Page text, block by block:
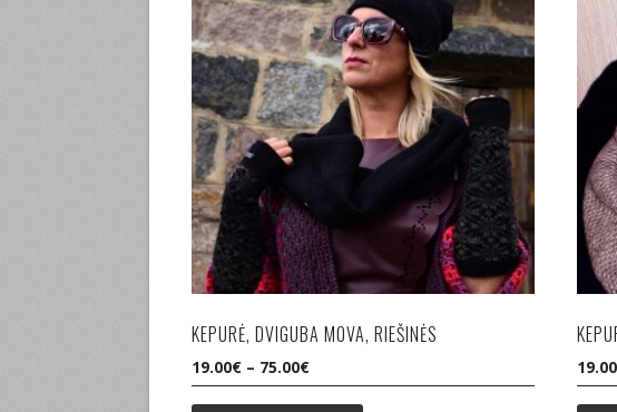
KEPURĖ, DVIGUBA MOVA, RIEŠINĖS
19.00€ – 75.00€ 19.00